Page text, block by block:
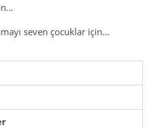
seven çocuklar için…